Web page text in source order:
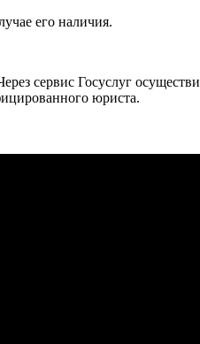
его наличия.
сервис Госуслуг
юриста.